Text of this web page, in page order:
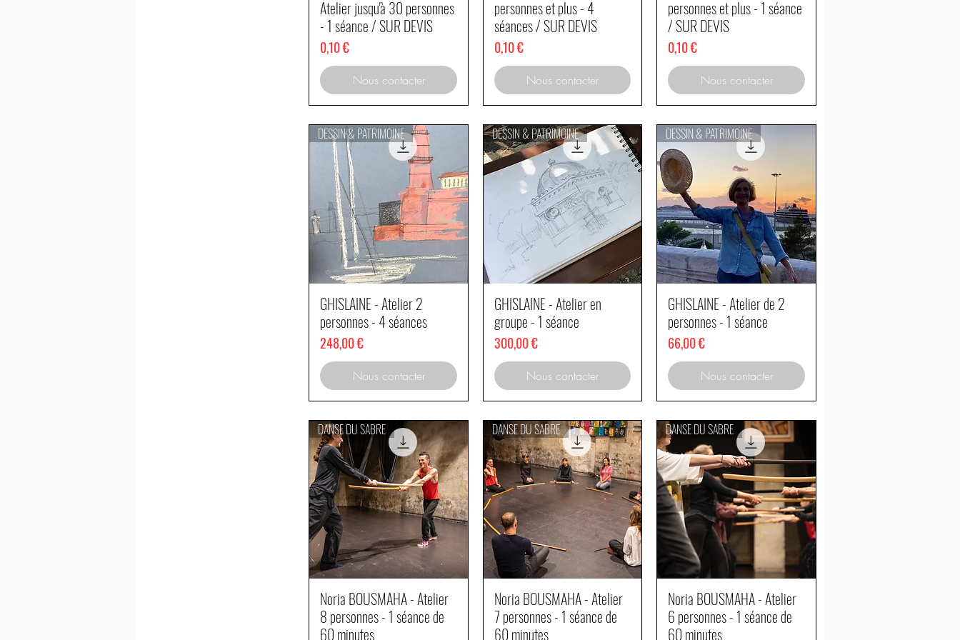
Atelier jusqu'à 30 personnes
- 1 séance / SUR DEVIS
Prix
0,10 €
Nous contacter
personnes et plus - 4
séances / SUR DEVIS
Prix
0,10 €
Nous contacter
personnes et plus - 1 séance
/ SUR DEVIS
Prix
0,10 €
Nous contacter
Aperçu rapide
DESSIN & PATRIMOINE
GHISLAINE - Atelier 2
personnes - 4 séances
Prix
248,00 €
Nous contacter
Aperçu rapide
DESSIN & PATRIMOINE
GHISLAINE - Atelier en
groupe - 1 séance
Prix
300,00 €
Nous contacter
Aperçu rapide
DESSIN & PATRIMOINE
GHISLAINE - Atelier de 2
personnes - 1 séance
Prix
66,00 €
Nous contacter
Aperçu rapide
DANSE DU SABRE
Noria BOUSMAHA - Atelier
8 personnes - 1 séance de
60 minutes
Aperçu rapide
DANSE DU SABRE
Noria BOUSMAHA - Atelier
7 personnes - 1 séance de
60 minutes
Aperçu rapide
DANSE DU SABRE
Noria BOUSMAHA - Atelier
6 personnes - 1 séance de
60 minutes